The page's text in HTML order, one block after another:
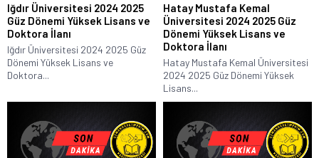
Iğdır Üniversitesi 2024 2025
Güz Dönemi Yüksek Lisans ve
Doktora İlanı
Iğdır Üniversitesi 2024 2025 Güz
Dönemi Yüksek Lisans ve
Doktora...
Hatay Mustafa Kemal
Üniversitesi 2024 2025 Güz
Dönemi Yüksek Lisans ve
Doktora İlanı
Hatay Mustafa Kemal Üniversitesi
2024 2025 Güz Dönemi Yüksek
Lisans...